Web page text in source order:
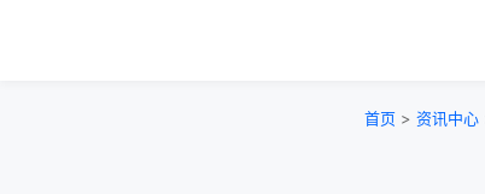
首页 > 资讯中心